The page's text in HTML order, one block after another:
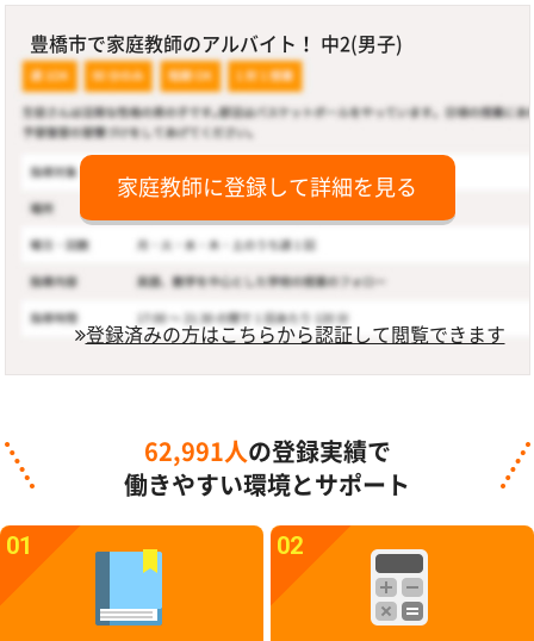
豊橋市で家庭教師のアルバイト！ 中2(男子)
家庭教師に登録して詳細を見る
登録済みの方はこちらから認証して閲覧できます
62,991人 の登録実績で
働きやすい環境とサポート
01 02